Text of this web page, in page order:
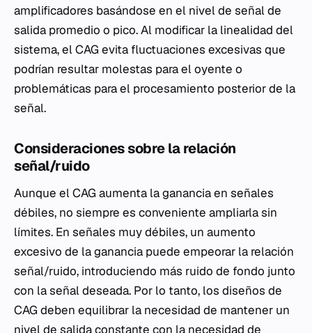
amplificadores basándose en el nivel de señal de
salida promedio o pico. Al modificar la linealidad del
sistema, el CAG evita fluctuaciones excesivas que
podrían resultar molestas para el oyente o
problemáticas para el procesamiento posterior de la
señal.
Consideraciones sobre la relación
señal/ruido
Aunque el CAG aumenta la ganancia en señales
débiles, no siempre es conveniente ampliarla sin
límites. En señales muy débiles, un aumento
excesivo de la ganancia puede empeorar la relación
señal/ruido, introduciendo más ruido de fondo junto
con la señal deseada. Por lo tanto, los diseños de
CAG deben equilibrar la necesidad de mantener un
nivel de salida constante con la necesidad de